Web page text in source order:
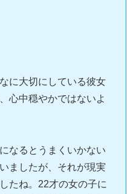
に大切にしている彼女
心中穏やかではないよ
なるとうまくいかない
ましたが、それが現実
たね。22才の女の子に